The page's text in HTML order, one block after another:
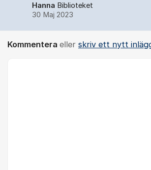
Hanna Biblioteket
30 Maj 2023
Kommentera eller skriv ett nytt